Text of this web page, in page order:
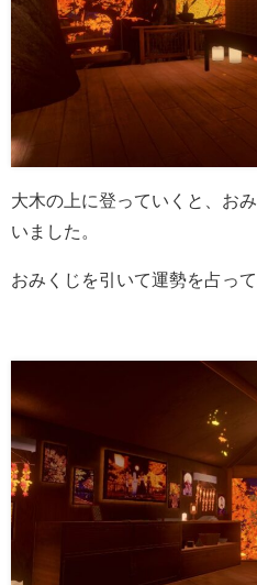
大木の上に登っていくと、お
いました。
おみくじを引いて運勢を占っ